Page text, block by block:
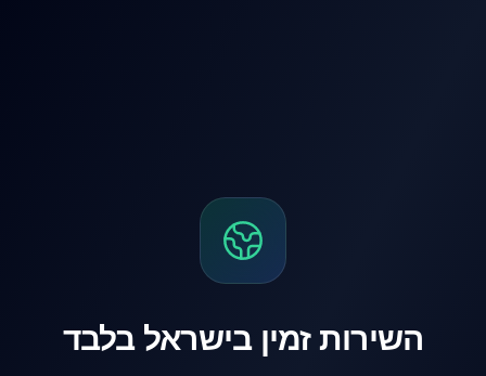
השירות זמין בישראל בלבד